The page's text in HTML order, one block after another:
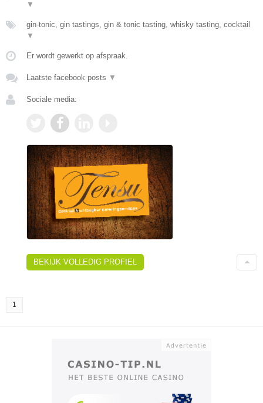
▼
gin-tonic, gin tastings, gin & tonic tasting, whisky tasting, cocktail
▼
Er wordt gewerkt op afspraak.
Laatste facebook posts ▼
Sociale media:
BEKIJK VOLLEDIG PROFIEL
1